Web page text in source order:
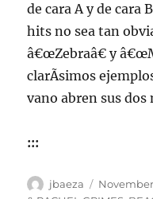
de cara A y de cara
hits no sea tan
â€œZebraâ€ y
clarÃ­simos
vano abren sus dos
:::
Author
jbaeza
Posted
November